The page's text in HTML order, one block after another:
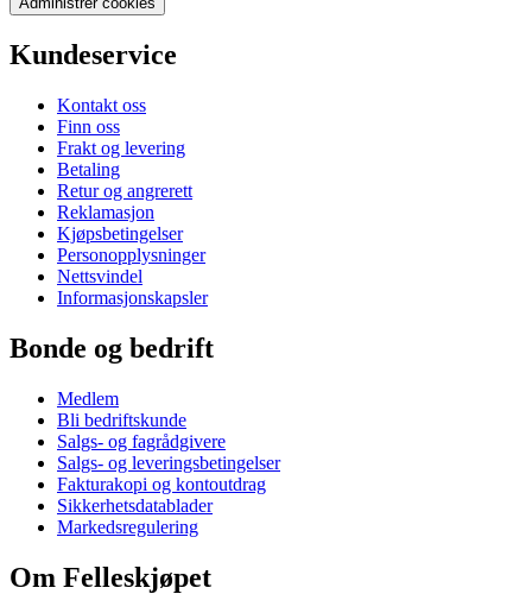
Kundeservice
Kontakt oss
Finn oss
Frakt og levering
Betaling
Retur og angrerett
Reklamasjon
Kjøpsbetingelser
Personopplysninger
Nettsvindel
Informasjonskapsler
Bonde og bedrift
Medlem
Bli bedriftskunde
Salgs- og fagrådgivere
Salgs- og leveringsbetingelser
Fakturakopi og kontoutdrag
Sikkerhetsdatablader
Markedsregulering
Om Felleskjøpet